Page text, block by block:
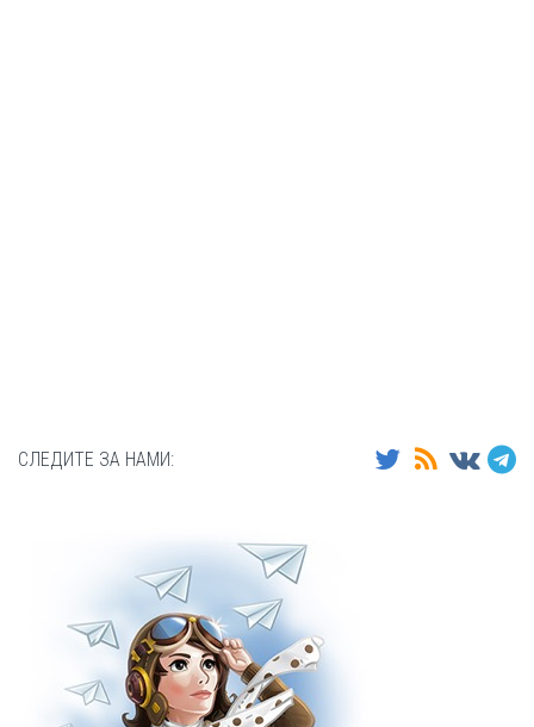
СЛЕДИТЕ ЗА НАМИ: